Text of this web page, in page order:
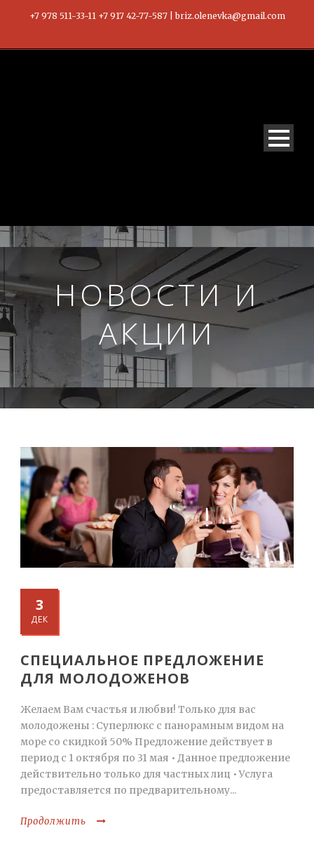
+7 978 511-33-11 +7 917 42-77-587 | briz.olenevka@gmail.com
НОВОСТИ И
АКЦИИ
3
ДЕК
СПЕЦИАЛЬНОЕ ПРЕДЛОЖЕНИЕ
ДЛЯ МОЛОДОЖЕНОВ
Желаем Вам счастья и любви! Только для вас
молодожены : Суперлюкс с панорамным видом на
море со скидкой 50% Предложение действует в
период с 1 октября по 31 мая • Данное предложение
действительно только для частных лиц • Услуга
предоставляется по предварительному...
Продолжить